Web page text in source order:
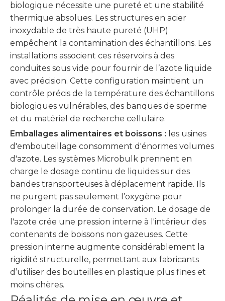
biologique nécessite une pureté et une stabilité
thermique absolues. Les structures en acier
inoxydable de très haute pureté (UHP)
empêchent la contamination des échantillons. Les
installations associent ces réservoirs à des
conduites sous vide pour fournir de l’azote liquide
avec précision. Cette configuration maintient un
contrôle précis de la température des échantillons
biologiques vulnérables, des banques de sperme
et du matériel de recherche cellulaire.
Emballages alimentaires et boissons : les usines
d'embouteillage consomment d'énormes volumes
d'azote. Les systèmes Microbulk prennent en
charge le dosage continu de liquides sur des
bandes transporteuses à déplacement rapide. Ils
ne purgent pas seulement l’oxygène pour
prolonger la durée de conservation. Le dosage de
l'azote crée une pression interne à l'intérieur des
contenants de boissons non gazeuses. Cette
pression interne augmente considérablement la
rigidité structurelle, permettant aux fabricants
d’utiliser des bouteilles en plastique plus fines et
moins chères.